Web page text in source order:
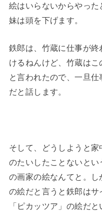
絵はいらないからやっ
妹は頭を下げます。
鉄郎は、竹蔵に仕事が
けるねんけど、竹蔵は
と言われたので、一旦
だと話します。
そして、どうしようと
のたいしたことないと
の画家の絵なんてと。し
の絵だと言うと鉄郎はサ
「ピカッツア」の絵だと